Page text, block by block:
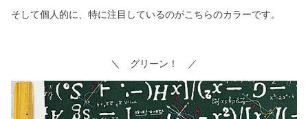
そして個人的に、特に注目しているのがこちらのカラーです。
＼ グリーン！ ／